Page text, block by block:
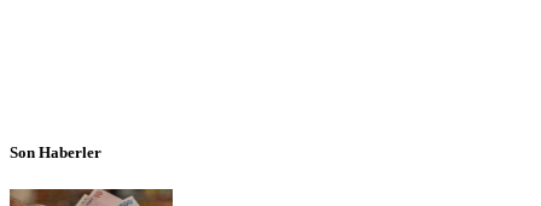
Son Haberler